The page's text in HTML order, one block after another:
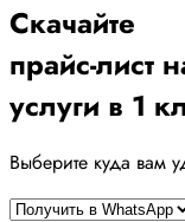
Скачайте
прайс-лист
услуги в 1
Выберите куда вам